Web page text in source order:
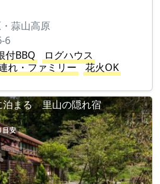
蒜山高原
6
付BBQ
ログハウス
れ・ファミリー
花火OK
泊まる 里山の隠れ宿
目安